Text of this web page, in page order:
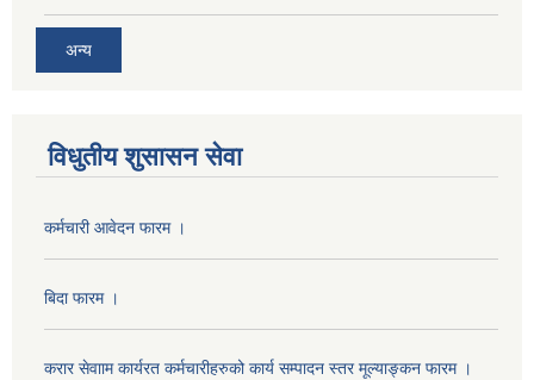
अन्य
विधुतीय शुसासन सेवा
कर्मचारी आवेदन फारम ।
बिदा फारम ।
करार सेवााम कार्यरत कर्मचारीहरुको कार्य सम्पादन स्तर मूल्याङ्कन फारम ।